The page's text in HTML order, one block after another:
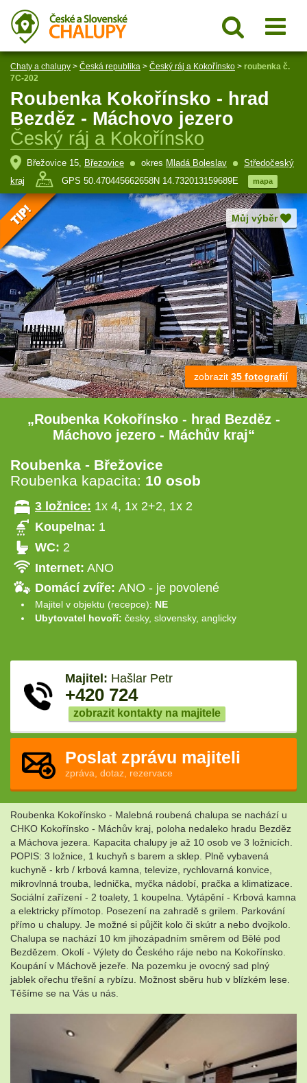
Chaty a chalupy > Česká republika > Český ráj a Kokořínsko > roubenka č.
7C-202
Roubenka Kokořínsko - hrad
Bezděz - Máchovo jezero
Český ráj a Kokořínsko
Břežovice 15, Březovice okres Mladá Boleslav
Středočeský
kraj
GPS 50.470445662658N 14.732013159689E mapa
Můj výběr
zobrazit 35 fotografií
„Roubenka Kokořínsko - hrad Bezděz -
Máchovo jezero - Máchův kraj“
Roubenka - Břežovice
Roubenka kapacita: 10 osob
3 ložnice: 1x 4, 1x 2+2, 1x 2
Koupelna: 1
WC: 2
Internet: ANO
Domácí zvíře: ANO - je povolené
Majitel v objektu (recepce): NE
Ubytovatel hovoří: česky, slovensky, anglicky
Majitel: Hašlar Petr
+420 724
zobrazit kontakty na majitele
Poslat zprávu majiteli
zpráva, dotaz, rezervace
Roubenka Kokořínsko - Malebná roubená chalupa se nachází u
CHKO Kokořínsko - Máchův kraj, poloha nedaleko hradu Bezděz
a Máchova jezera. Kapacita chalupy je až 10 osob ve 3 ložnicích.
POPIS: 3 ložnice, 1 kuchyň s barem a sklep. Plně vybavená
kuchyně - krb / krbová kamna, televize, rychlovarná konvice,
mikrovlnná trouba, lednička, myčka nádobí, pračka a klimatizace.
Sociální zařízení - 2 toalety, 1 koupelna. Vytápění - Krbová kamna
a elektricky přímotop. Posezení na zahradě s grilem. Parkování
přímo u chalupy. Je možné si půjčit kolo či skútr a nebo dvojkolo.
Chalupa se nachází 10 km jihozápadním směrem od Bělé pod
Bezdězem. Okolí - Výlety do Českého ráje nebo na Kokořínsko.
Koupání v Máchově jezeře. Na pozemku je ovocný sad plný
jablek ořechu třešní a rybízu. Možnost sběru hub v blízkém lese.
Těšíme se na Vás u nás.